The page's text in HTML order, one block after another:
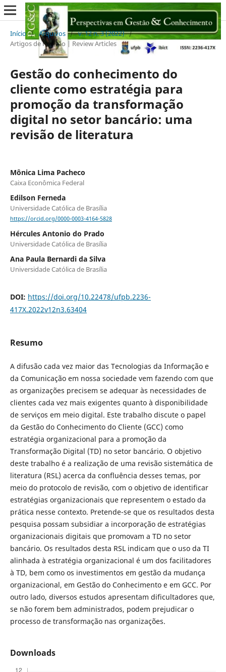
Início / Arquivos / v. 12 n. 3 (2022) /
Artigos de Revisão | Review Articles
Gestão do conhecimento do
cliente como estratégia para
promoção da transformação
digital no setor bancário: uma
revisão de literatura
Mônica Lima Pacheco
Caixa Econômica Federal
Edilson Ferneda
Universidade Católica de Brasília
https://orcid.org/0000-0003-4164-5828
Hércules Antonio do Prado
Universidade Católica de Brasília
Ana Paula Bernardi da Silva
Universidade Católica de Brasília
DOI: https://doi.org/10.22478/ufpb.2236-
417X.2022v12n3.63404
Resumo
A difusão cada vez maior das Tecnologias da Informação e
da Comunicação em nossa sociedade vem fazendo com que
as organizações precisem se adequar às necessidades de
clientes cada vez mais exigentes quanto à disponibilidade
de serviços em meio digital. Este trabalho discute o papel
da Gestão do Conhecimento do Cliente (GCC) como
estratégia organizacional para a promoção da
Transformação Digital (TD) no setor bancário. O objetivo
deste trabalho é a realização de uma revisão sistemática de
literatura (RSL) acerca da confluência desses temas, por
meio do protocolo de revisão, com o objetivo de identificar
estratégias organizacionais que representem o estado da
prática nesse contexto. Pretende-se que os resultados desta
pesquisa possam subsidiar a incorporação de estratégias
organizacionais digitais que promovam a TD no setor
bancário. Os resultados desta RSL indicam que o uso da TI
alinhada à estratégia organizacional é um dos facilitadores
à TD, bem como os investimentos em gestão da mudança
organizacional, em Gestão do Conhecimento e em GCC. Por
outro lado, diversos estudos apresentam dificultadores que,
se não forem bem administrados, podem prejudicar o
processo de transformação nas organizações.
Downloads